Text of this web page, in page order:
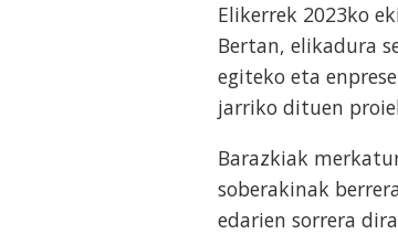
Elikerrek 2023ko
Bertan, elikadura
egiteko eta
jarriko dituen
Barazkiak
soberakinak
edarien sorrera